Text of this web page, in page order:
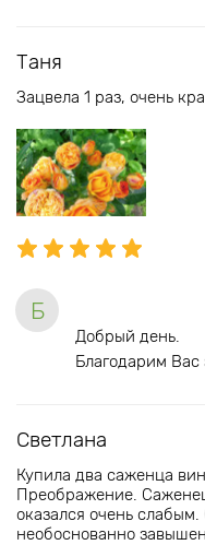
Таня
Зацвела 1 раз, очень
Б
Добрый день.
Благодарим
Светлана
Купила два саженца
Преображение.
оказался очень
необоснованно